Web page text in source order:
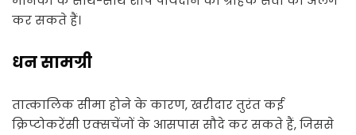
कर सकते हैं।
धन सामग्री
तात्कालिक सीमा होने के कारण, खरीदार तुरंत कई
क्रिप्टोकरेंसी एक्सचेंजों के आसपास सौदे कर सकते हैं, जिससे